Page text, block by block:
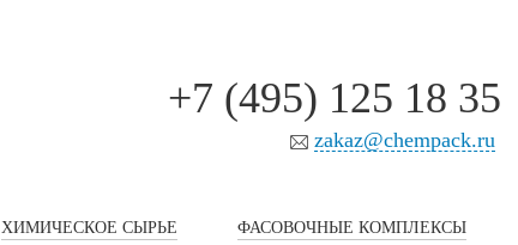
+7 (495) 125 18 35
zakaz@chempack.ru
ХИМИЧЕСКОЕ СЫРЬЕ ФАСОВОЧНЫЕ КОМПЛЕКСЫ